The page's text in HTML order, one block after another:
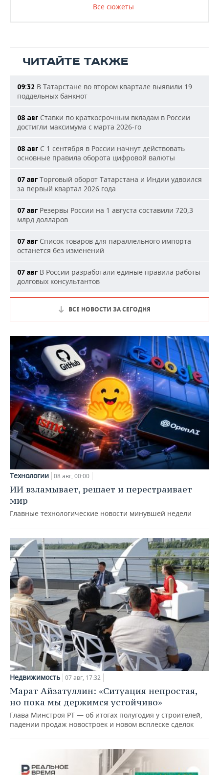
Все сюжеты
ЧИТАЙТЕ ТАКЖЕ
09:32 В Татарстане во втором квартале выявили 19
поддельных банкнот
08 авг Ставки по краткосрочным вкладам в России
достигли максимума с марта 2026-го
08 авг С 1 сентября в России начнут действовать
основные правила оборота цифровой валюты
07 авг Торговый оборот Татарстана и Индии удвоился
за первый квартал 2026 года
07 авг Резервы России на 1 августа составили 720,3
млрд долларов
07 авг Список товаров для параллельного импорта
останется без изменений
07 авг В России разработали единые правила работы
долговых консультантов
ВСЕ НОВОСТИ ЗА СЕГОДНЯ
Технологии 08 авг, 00:00
ИИ взламывает, решает и перестраивает
мир
Главные технологические новости минувшей недели
Недвижимость 07 авг, 17:32
Марат Айзатуллин: «Ситуация непростая,
но пока мы держимся устойчиво»
Глава Минстроя РТ — об итогах полугодия у строителей,
падении продаж новостроек и новом всплеске сделок